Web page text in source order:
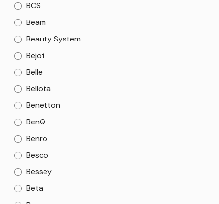
BCS
Beam
Beauty System
Bejot
Belle
Bellota
Benetton
BenQ
Benro
Besco
Bessey
Beta